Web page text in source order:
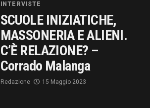
INTERVISTE
SCUOLE INIZIATICHE,
MASSONERIA E ALIENI.
C’È RELAZIONE? –
Corrado Malanga
Redazione 15 Maggio 2023